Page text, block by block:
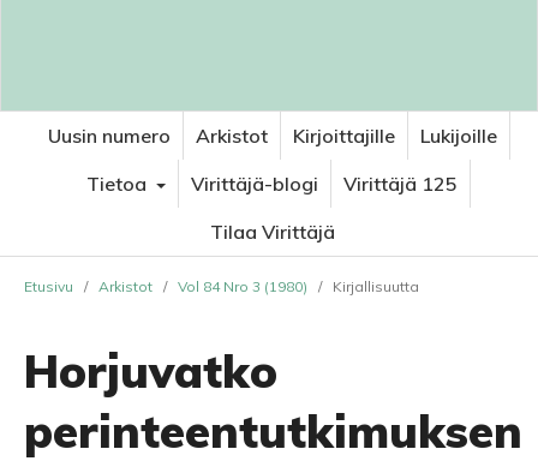
Uusin numero Arkistot Kirjoittajille
Lukijoille
Tietoa
Virittäjä-blogi
Virittäjä 125
Tilaa Virittäjä
Etusivu / Arkistot / Vol 84 Nro 3 (1980) / Kirjallisuutta
Horjuvatko
perinteentutkimuksen